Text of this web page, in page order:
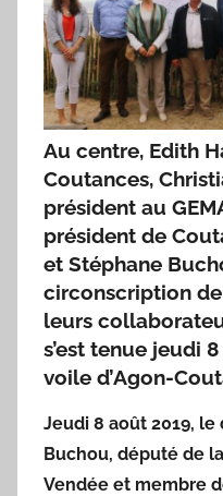
Au centre, Edith
Coutances,
président au
président de
et Stéphane
circonscription
leurs
s’est tenue jeudi
voile d’Agon-
Jeudi 8 août 2019,
Buchou, député de
Vendée et membre